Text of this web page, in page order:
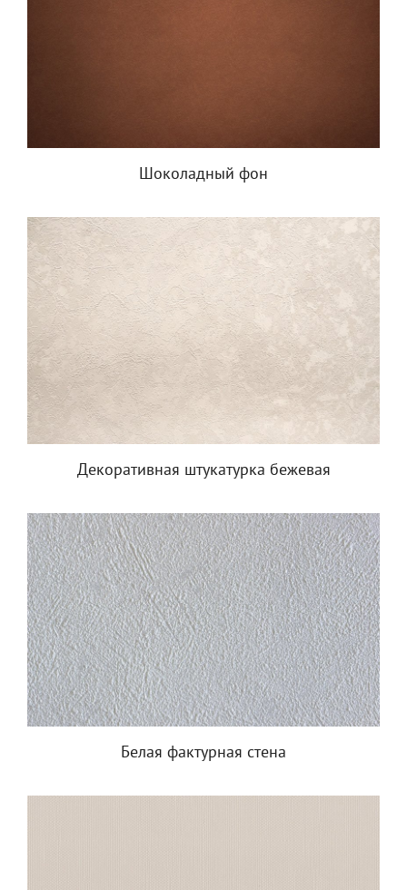
Шоколадный фон
Декоративная штукатурка бежевая
Белая фактурная стена